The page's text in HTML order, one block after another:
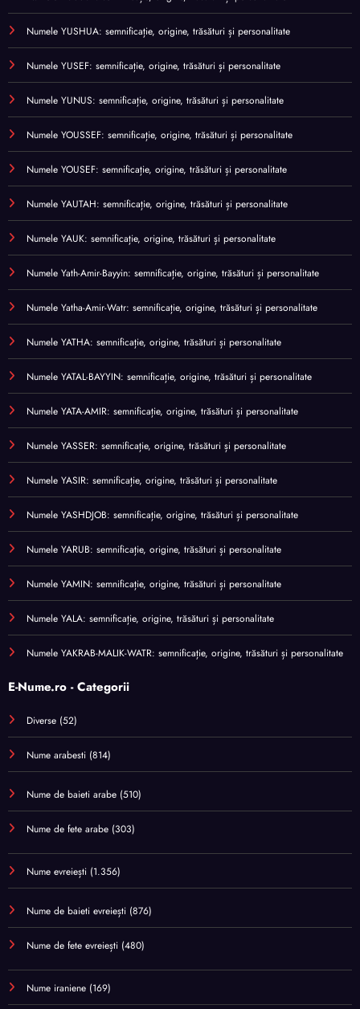
Numele YUSHUA: semnificație, origine, trăsături și personalitate
Numele YUSEF: semnificație, origine, trăsături și personalitate
Numele YUNUS: semnificație, origine, trăsături și personalitate
Numele YOUSSEF: semnificație, origine, trăsături și personalitate
Numele YOUSEF: semnificație, origine, trăsături și personalitate
Numele YAUTAH: semnificație, origine, trăsături și personalitate
Numele YAUK: semnificație, origine, trăsături și personalitate
Numele Yath-Amir-Bayyin: semnificație, origine, trăsături și personalitate
Numele Yatha-Amir-Watr: semnificație, origine, trăsături și personalitate
Numele YATHA: semnificație, origine, trăsături și personalitate
Numele YATAL-BAYYIN: semnificație, origine, trăsături și personalitate
Numele YATA-AMIR: semnificație, origine, trăsături și personalitate
Numele YASSER: semnificație, origine, trăsături și personalitate
Numele YASIR: semnificație, origine, trăsături și personalitate
Numele YASHDJOB: semnificație, origine, trăsături și personalitate
Numele YARUB: semnificație, origine, trăsături și personalitate
Numele YAMIN: semnificație, origine, trăsături și personalitate
Numele YALA: semnificație, origine, trăsături și personalitate
Numele YAKRAB-MALIK-WATR: semnificație, origine, trăsături și personalitate
E-Nume.ro - Categorii
Diverse (52)
Nume arabesti (814)
Nume de baieti arabe (510)
Nume de fete arabe (303)
Nume evreiești (1.356)
Nume de baieti evreiești (876)
Nume de fete evreiești (480)
Nume iraniene (169)